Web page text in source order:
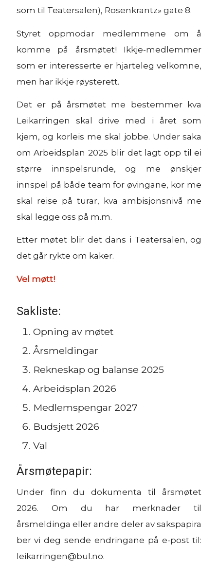
som til Teatersalen), Rosenkrantz» gate 8.
Styret oppmodar medlemmene om å
komme på årsmøtet! Ikkje-medlemmer
som er interesserte er hjarteleg velkomne,
men har ikkje røysterett.
Det er på årsmøtet me bestemmer kva
Leikarringen skal drive med i året som
kjem, og korleis me skal jobbe. Under saka
omArbeidsplan 2025 blir det lagt opp til ei
større innspelsrunde, og me ønskjer
innspel på både team for øvingane, kor me
skal reise på turar, kva ambisjonsnivå me
skal legge oss på m.m.
Etter møtet blir det dans i Teatersalen, og
det går rykte om kaker.
Vel møtt!
Sakliste:
Opning av møtet
Årsmeldingar
Rekneskap og balanse 2025
Arbeidsplan 2026
Medlemspengar 2027
Budsjett 2026
Val
Årsmøtepapir:
Under finn du dokumenta til årsmøtet
2026. Om du har merknader til
årsmeldinga eller andre deler av sakspapira
ber vi deg sende endringane på e-post til:
leikarringen@bul.no.